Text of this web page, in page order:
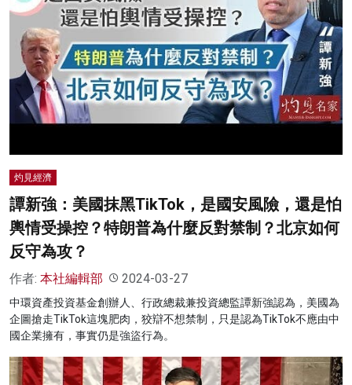
灼見經濟
譚新強：美國抹黑TikTok，是國安風險，還是怕
輿情受操控？特朗普為什麼反對禁制？北京如何
反守為攻？
作者: 本社編輯部 2024-03-27
中環資產投資基金創辦人、行政總裁兼投資總監譚新強認為，美國為
企圖搶走TikTok這塊肥肉，狡辯不想禁制，只是認為TikTok不應由中
國企業擁有，事實仍是強盜行為。